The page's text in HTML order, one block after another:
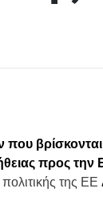
προς την
της ΕΕ